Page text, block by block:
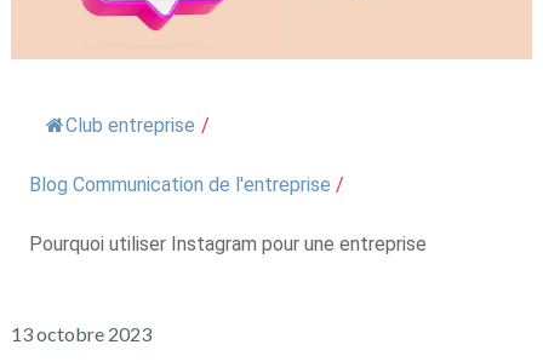
Club entreprise /
Blog Communication de l'entreprise /
Pourquoi utiliser Instagram pour une entreprise
13 octobre 2023